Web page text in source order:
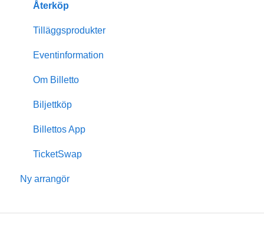
Anpassningar & design
Medlemskap
Insikter & rapporter
Skanning & dörrförsäljning
Finansiellt
Billetto Advertising
Marknadsföring
Återkommande events
Återköp
Tilläggsprodukter
Eventinformation
Om Billetto
Biljettköp
Billettos App
TicketSwap
Ny arrangör